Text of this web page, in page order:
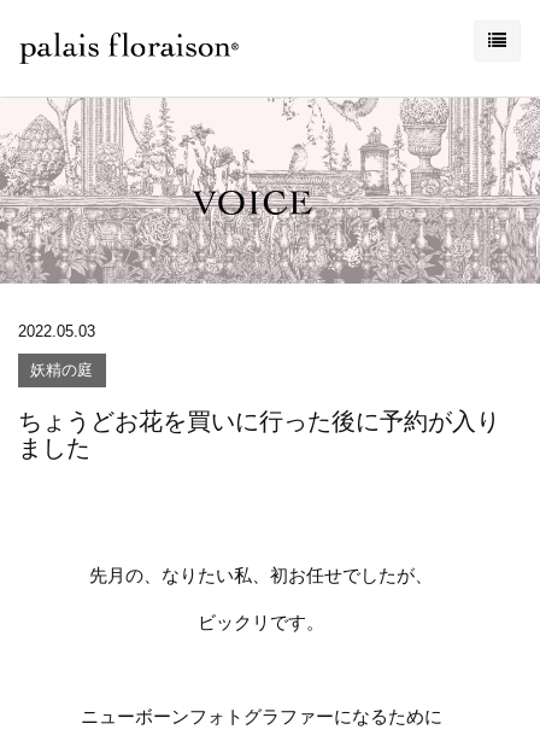
2022.05.03
妖精の庭
ちょうどお花を買いに行った後に予約が入り
ました
先月の、なりたい私、初お任せでしたが、
ビックリです。
ニューボーンフォトグラファーになるために